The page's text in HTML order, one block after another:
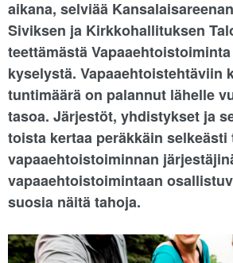
aikana, selviää
Siviksen ja Kirkkohallituksen
teettämästä
kyselystä. Vapaaehtoistehtäviin
tuntimäärä on palannut lähelle
tasoa. Järjestöt, yhdistykset ja
toista kertaa peräkkäin
vapaaehtoistoiminnan
vapaaehtoistoimintaan
suosia näitä tahoja.